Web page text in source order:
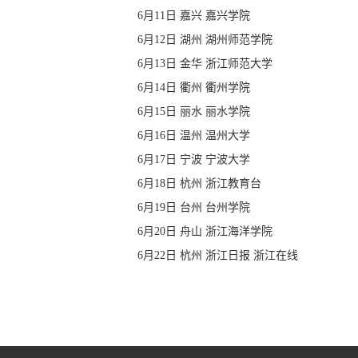
6月11日 嘉兴 嘉兴学院
6月12日 湖州 湖州师范学院
6月13日 金华 浙江师范大学
6月14日 衢州 衢州学院
6月15日 丽水 丽水学院
6月16日 温州 温州大学
6月17日 宁波 宁波大学
6月18日 杭州 浙江教育台
6月19日 台州 台州学院
6月20日 舟山 浙江海洋学院
6月22日 杭州 浙江日报 浙江在线